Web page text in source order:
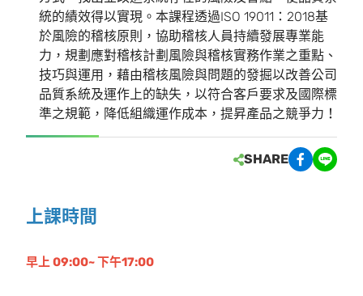
統的績效得以實現。本課程透過ISO 19011：2018基
於風險的稽核原則，協助稽核人員持續發展專業能
力，規劃應對稽核計劃風險與稽核實務作業之重點、
技巧與運用，藉由稽核風險與問題的發掘以改善公司
品質系統及運作上的缺失，以符合客戶要求及國際標
準之規範，降低組織運作成本，提昇產品之競爭力！
SHARE
上課時間
早上 09:00~ 下午17:00